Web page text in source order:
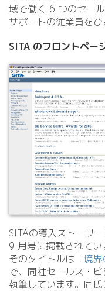
域で働く 6 つのセー
サポートの従業員をひ
SITA のフロントペー
SITAの導入ストーリー
9 月号に掲載されてい
そのタイトルは「境
で、同社セールス・
執筆しています。同氏